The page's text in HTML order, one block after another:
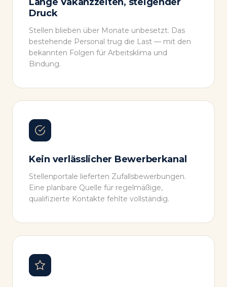
Lange Vakanzzeiten, steigender
Druck
Stellen blieben über Monate unbesetzt. Das
bestehende Personal trug die Last — mit den
bekannten Folgen für Arbeitsklima und
Bindung.
Kein verlässlicher Bewerberkanal
Stellenportale lieferten Zufallsbewerbungen.
Eine planbare Quelle für regelmäßige,
qualifizierte Kontakte fehlte vollständig.